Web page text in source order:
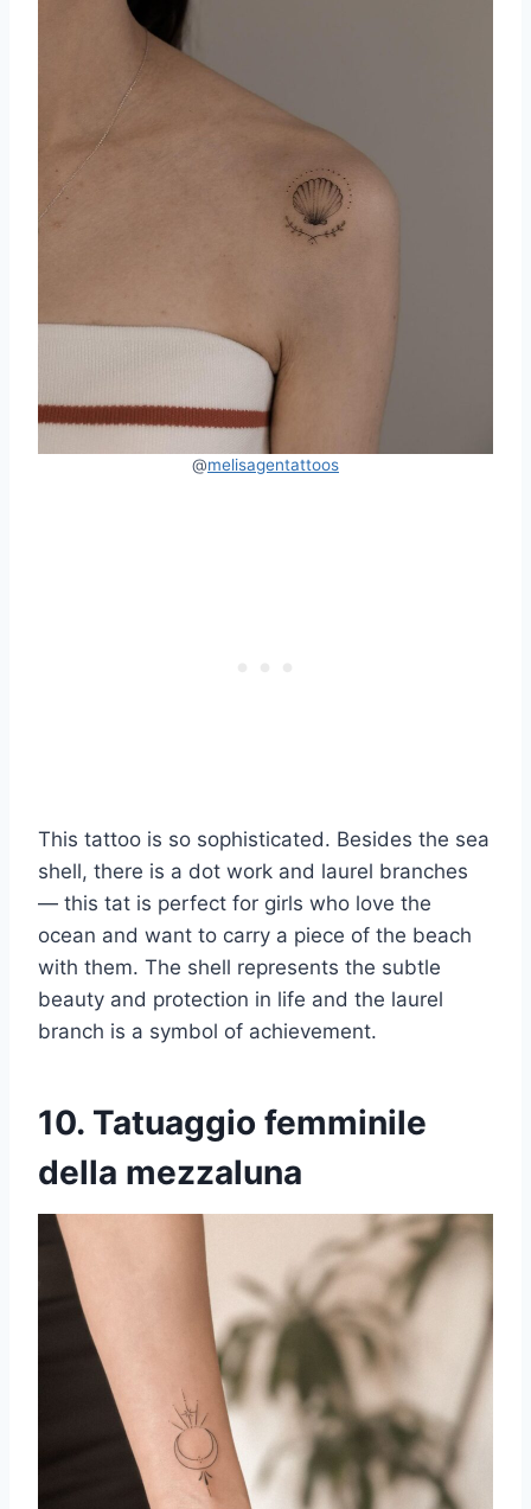
@melisagentattoos
This tattoo is so sophisticated. Besides the sea
shell, there is a dot work and laurel branches
— this tat is perfect for girls who love the
ocean and want to carry a piece of the beach
with them. The shell represents the subtle
beauty and protection in life and the laurel
branch is a symbol of achievement.
10. Tatuaggio femminile
della mezzaluna